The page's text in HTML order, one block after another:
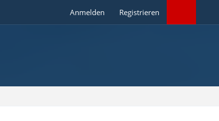
Anmelden Registrieren